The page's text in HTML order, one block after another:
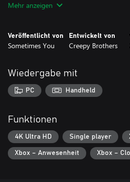
Mehr anzeigen
Veröffentlicht von
Sometimes You
Entwickelt von
Creepy Brothers
Wiedergabe mit
PC Handheld
Funktionen
4K Ultra HD Single player
Xbox – Anwesenheit Xbox –